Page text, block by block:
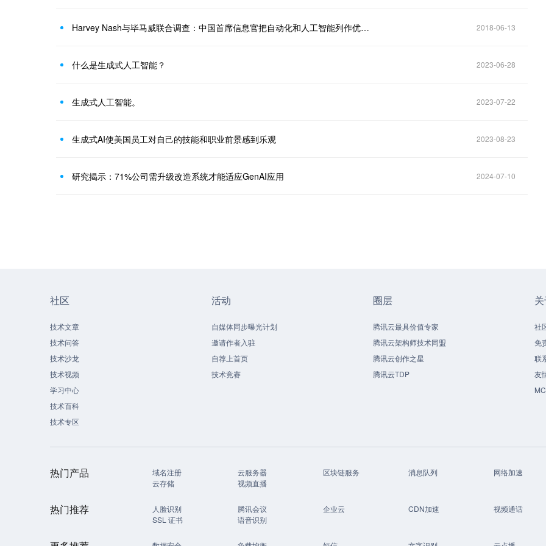
Harvey Nash与毕马威联合调查：中国首席信息官把自动化和人工智能列作优先事项 2018-06-13
什么是生成式人工智能？ 2023-06-28
生成式人工智能。 2023-07-22
生成式AI使美国员工对自己的技能和职业前景感到乐观 2023-08-23
研究揭示：71%公司需升级改造系统才能适应GenAI应用 2024-07-10
社区
技术文章
技术问答
技术沙龙
技术视频
学习中心
技术百科
技术专区
活动
自媒体同步曝光计划
邀请作者入驻
自荐上首页
技术竞赛
圈层
腾讯云最具价值专家
腾讯云架构师技术同盟
腾讯云创作之星
腾讯云TDP
社
免
联
友
热门产品 域名注册 云服务器 区块链服务 消息队列
网络加速
云存储
视频直播
热门推荐 人脸识别 腾讯会议 企业云 CDN加速
视频通话
SSL 证书
语音识别